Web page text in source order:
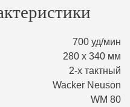
700 уд/мин
280 x 340 мм
2-х тактный
Wacker Neuson
WM 80